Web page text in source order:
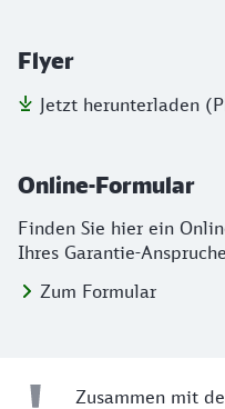
Flyer
Jetzt herunterladen
Online-Formular
Finden Sie hier ein
Ihres Garantie-
Zum Formular
Zusammen mit